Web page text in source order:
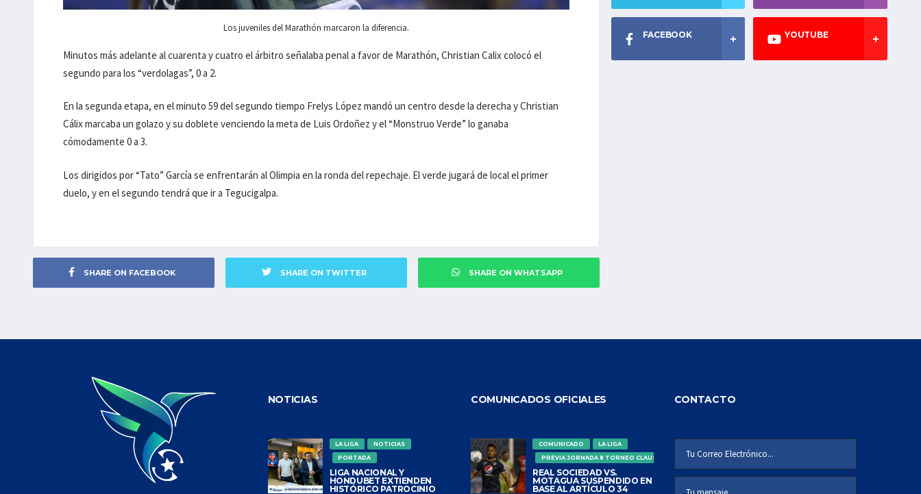
Los juveniles del Marathón marcaron la diferencia.
Minutos más adelante al cuarenta y cuatro el árbitro señalaba penal a favor de Marathón, Christian Calix colocó el
segundo para los “verdolagas”, 0 a 2.
En la segunda etapa, en el minuto 59 del segundo tiempo Frelys López mandó un centro desde la derecha y Christian
Cálix marcaba un golazo y su doblete venciendo la meta de Luis Ordoñez y el “Monstruo Verde” lo ganaba
cómodamente 0 a 3.
Los dirigidos por “Tato” García se enfrentarán al Olimpia en la ronda del repechaje. El verde jugará de local el primer
duelo, y en el segundo tendrá que ir a Tegucigalpa.
SHARE ON FACEBOOK SHARE ON TWITTER SHARE ON WHATSAPP
FACEBOOK YOUTUBE
NOTICIAS
LA LIGA
NOTICIAS
PORTADA
LIGA NACIONAL Y
HONDUBET EXTIENDEN
HISTÓRICO PATROCINIO
COMUNICADOS OFICIALES
COMUNICADO
LA LIGA
PREVIA JORNADA 8 TORNEO CLAUSURA
REAL SOCIEDAD VS.
MOTAGUA SUSPENDIDO EN
BASE AL ARTÍCULO 34
CONTACTO